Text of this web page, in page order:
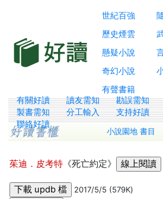
世紀百強
歷史煙雲
懸疑小說
奇幻小說
有聲書籍
有關好讀 讀友需知
勘誤需知
製書需知
分工輸入
支持好讀
聯絡好讀
小說園地 書目
茱迪．皮考特 《死亡約定》
2017/5/5 (579K)